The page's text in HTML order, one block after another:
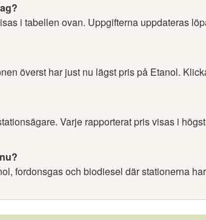
i tabellen ovan. Uppgifterna uppdateras
överst har just nu lägst pris på Etanol.
Varje rapporterat pris visas i
fordonsgas och biodiesel där stationerna